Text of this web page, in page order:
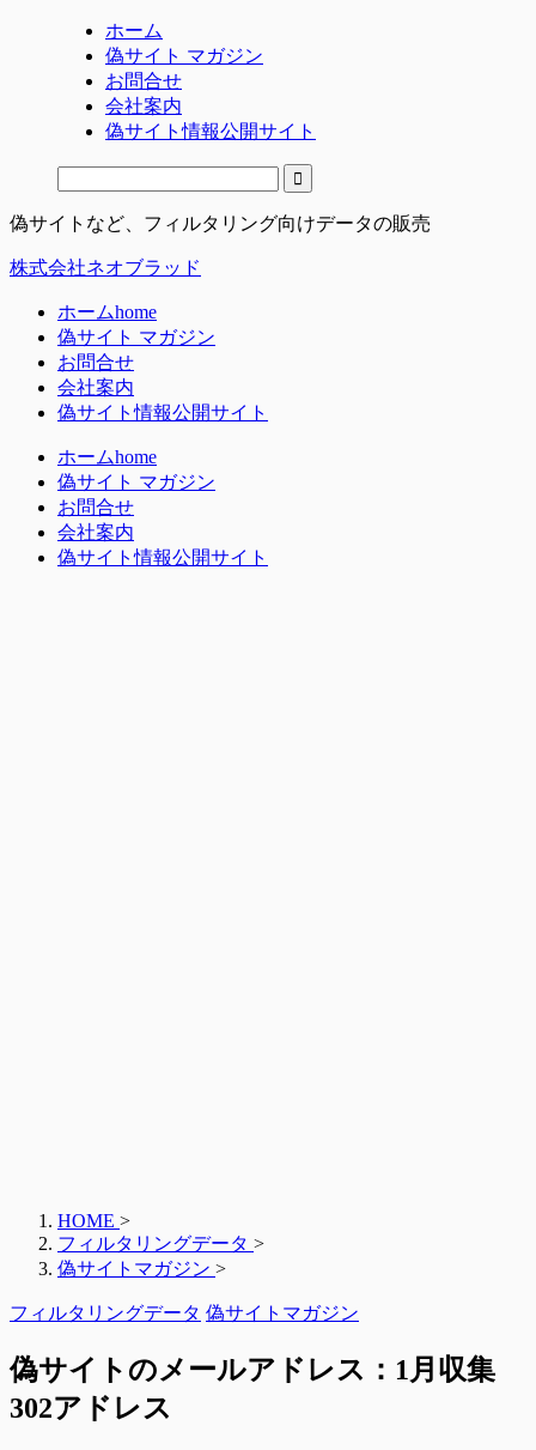
ホーム
偽サイト マガジン
お問合せ
会社案内
偽サイト情報公開サイト
偽サイトなど、フィルタリング向けデータの販売
株式会社ネオブラッド
ホームhome
偽サイト マガジン
お問合せ
会社案内
偽サイト情報公開サイト
ホームhome
偽サイト マガジン
お問合せ
会社案内
偽サイト情報公開サイト
HOME >
フィルタリングデータ >
偽サイトマガジン >
フィルタリングデータ 偽サイトマガジン
偽サイトのメールアドレス：1月収集
302アドレス